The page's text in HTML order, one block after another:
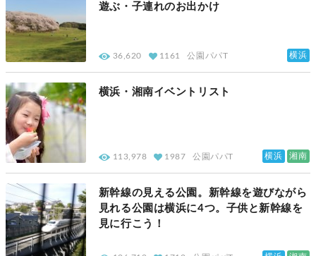
遊ぶ・子連れのお出かけ
36,620 1161 公園パパT 横浜
横浜・湘南イベントリスト
113,978 1987 公園パパT 横浜 湘南
新幹線の見える公園。新幹線を遊びながら
見れる公園は横浜に4つ。子供と新幹線を
見に行こう！